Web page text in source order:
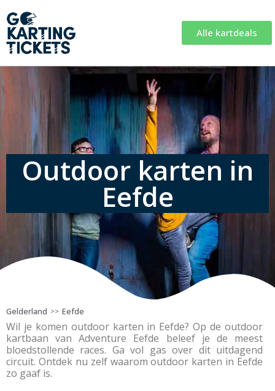
Alle kartdeals
Outdoor karten in
Eefde
Gelderland >> Eefde
Wil je komen outdoor karten in Eefde? Op de outdoor
kartbaan van Adventure Eefde beleef je de meest
bloedstollende races. Ga vol gas over dit uitdagend
circuit. Ontdek nu zelf waarom outdoor karten in Eefde
zo gaaf is.